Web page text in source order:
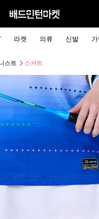
라켓 의류 신발
스트 스커트